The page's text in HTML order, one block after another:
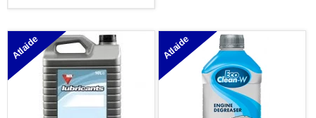
Atlaide Atlaide